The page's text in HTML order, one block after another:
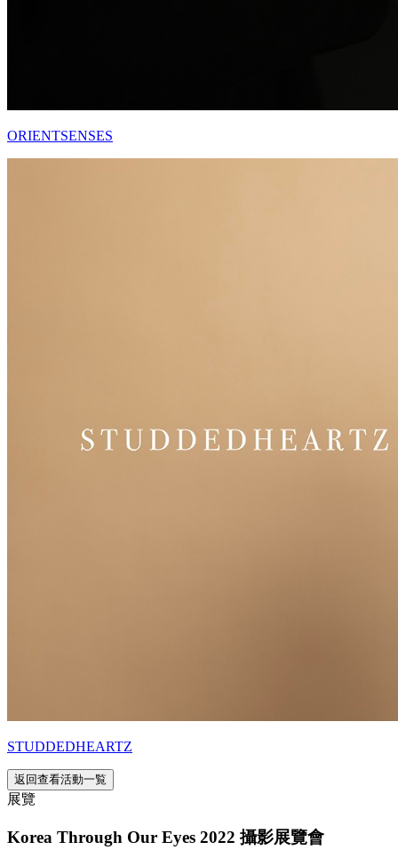
ORIENTSENSES
STUDDEDHEARTZ
返回查看活動一覧
展覽
Korea Through Our Eyes 2022 攝影展覽會